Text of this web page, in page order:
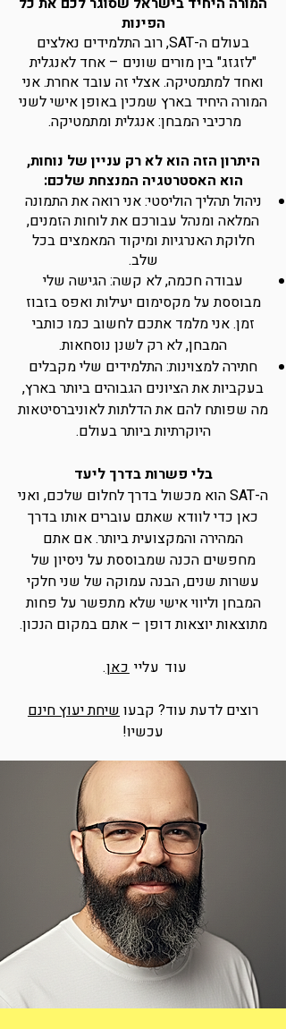
הפינות
בעולם ה-SAT, רוב התלמידים נאלצים
"לזגזג" בין מורים שונים – אחד לאנגלית
ואחד למתמטיקה. אצלי זה עובד אחרת. אני
המורה היחיד בארץ שמכין באופן אישי לשני
מרכיבי המבחן: אנגלית ומתמטיקה.
היתרון הזה הוא לא רק עניין של נוחות,
הוא האסטרטגיה המנצחת שלכם:
ניהול תהליך הוליסטי: אני רואה את התמונה
המלאה ומנהל עבורכם את לוחות הזמנים,
חלוקת האנרגיות ומיקוד המאמצים בכל
שלב.
עבודה חכמה, לא קשה: הגישה שלי
מבוססת על מקסימום יעילות ואפס בזבוז
זמן. אני מלמד אתכם לחשוב כמו כותבי
המבחן, לא רק לשנן נוסחאות.
חתירה למצוינות: התלמידים שלי מקבלים
בעקביות את הציונים הגבוהים ביותר בארץ,
מה שפותח להם את הדלתות לאוניברסיטאות
היוקרתיות ביותר בעולם.
בלי פשרות בדרך ליעד
ה-SAT הוא מכשול בדרך לחלום שלכם, ואני
כאן כדי לוודא שאתם עוברים אותו בדרך
המהירה והמקצועית ביותר. אם אתם
מחפשים הכנה שמבוססת על ניסיון של
עשרות שנים, הבנה עמוקה של שני חלקי
המבחן וליווי אישי שלא מתפשר על פחות
מתוצאות יוצאות דופן – אתם במקום הנכון.
עוד עלייכאן.
רוצים לדעת עוד? קבעושיחת יעוץ חינם
עכשיו!